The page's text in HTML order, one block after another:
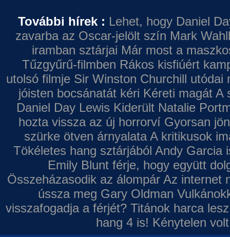
További hírek : Lehet, hogy Daniel
zavarba az Oscar-jelölt szín Mark
iramban sztárjai Már most a
Tűzgyűrű-filmben Rákos kisfiúért
utolsó filmje Sir Winston Churchill utódai
jóisten bocsánatát kéri Kéreti magát A
Daniel Day Lewis Kiderült Natalie
hozta vissza az új horrorví Gyorsan
szürke ötven árnyalata A kritikusok
Tökéletes hang sztárjából Andy Garcia
Emily Blunt férje, hogy együtt
Összeházasodik az álompár Az internet
ússza meg Gary Oldman
visszafogadja a férjét? Titánok harca
hang 4 is! Kénytelen